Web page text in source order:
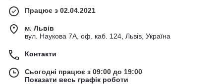
Працює з 02.04.2021
м. Львів
вул. Наукова 7А, оф. каб. 124, Львів, Україна
Контакти
Сьогодні працює з 09:00 до 19:00
Показати весь графік роботи